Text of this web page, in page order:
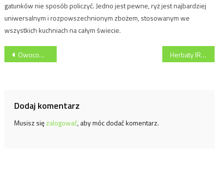
gatunków nie sposób policzyć. Jedno jest pewne, ryż jest najbardziej
uniwersalnym i rozpowszechnionym zbożem, stosowanym we
wszystkich kuchniach na całym świecie.
Nawigacja
Owocowe oblicze herbat IRVING Herbaty IRVING inspiracją na letnie orzeźwienie
Dodaj komentarz
Musisz sięzalogować, aby móc dodać komentarz.